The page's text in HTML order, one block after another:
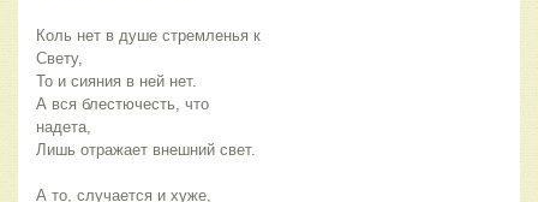
Коль нет в душе стремленья к
Свету,
То и сияния в ней нет.
А вся блестючесть, что
надета,
Лишь отражает внешний свет.
А то, случается и хуже,